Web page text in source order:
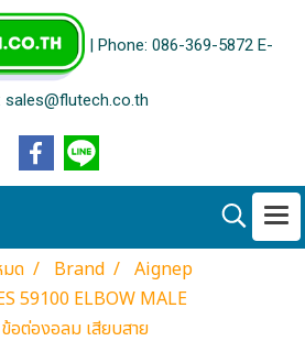
| Phone: 086-369-5872 E-
sales@flutech.co.th
ด Brand
Aignep
59100 ELBOW MALE
อต่องอลม เสียบสาย